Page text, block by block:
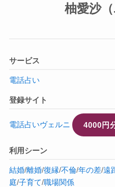
柚愛沙（
サービス
電話占い
登録サイト
電話占いヴェルニ 4000円
利用シーン
結婚/離婚/復縁/不倫/年の差/遠
庭/子育て/職場関係